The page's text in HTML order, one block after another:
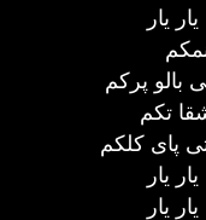
یار
پرکم
تکم
پای کلکم
یار
یار